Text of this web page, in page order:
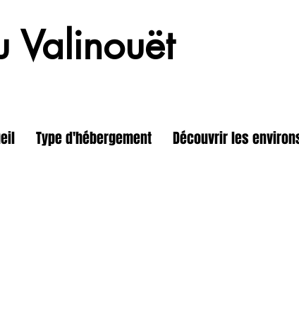
Valinouët
Type d'hébergement Découvrir les